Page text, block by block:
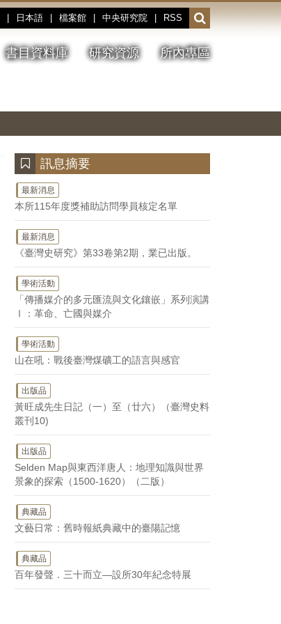
日本語 檔案館 中央研究院 RSS
開
啟
或
收
書目資料庫 研究資源 所內專區
停、
圖
圖
結
訊息摘要
最新消息
本所115年度獎補助訪問學員核定名單
最新消息
《臺灣史研究》第33卷第2期，業已出版。
學術活動
「傳播媒介的多元匯流與文化鑲嵌」系列演講
Ⅰ：革命、亡國與媒介
學術活動
山在吼：戰後臺灣煤礦工的語言與感官
出版品
黃旺成先生日記（一）至（廿六）（臺灣史料
叢刊10)
出版品
Selden Map與東西洋唐人：地理知識與世界
景象的探索（1500-1620）（二版）
典藏品
文藝日常：舊時報紙典藏中的臺陽記憶
典藏品
百年發聲．三十而立—設所30年紀念特展